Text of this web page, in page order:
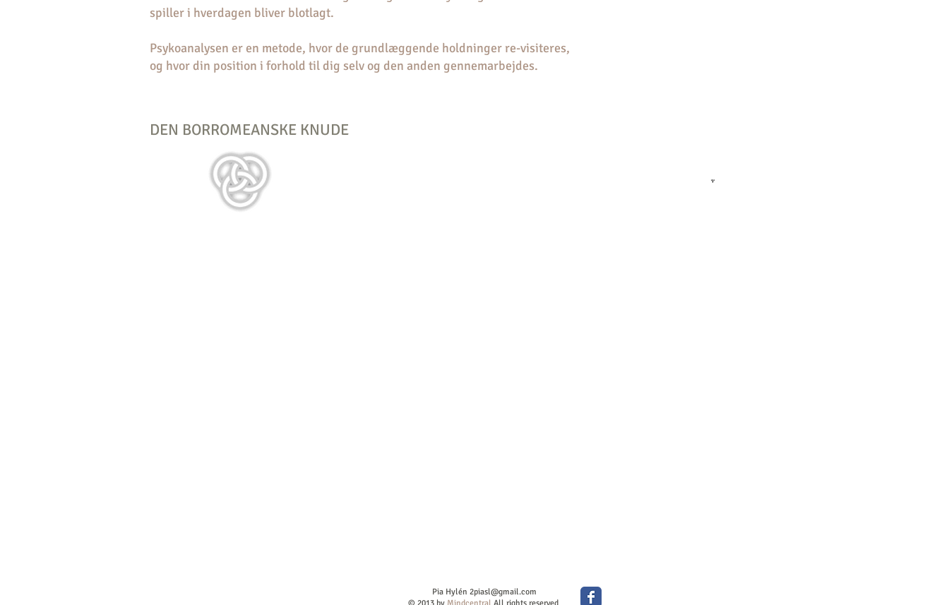
spiller i hverdagen bliver blotlagt.
Psykoanalysen er en metode, hvor de grundlæggende holdninger re-visiteres,
og hvor din position i forhold til dig selv og den anden gennemarbejdes.
DEN BORROMEANSKE KNUDE
Pia Hylén 2piasl@gmail.com